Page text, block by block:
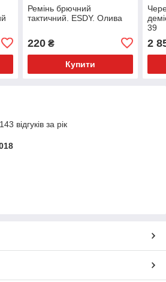
Ремінь брючний
тактичний. ESDY. Олива
220₴
Купити
39
2
відгуків за рік